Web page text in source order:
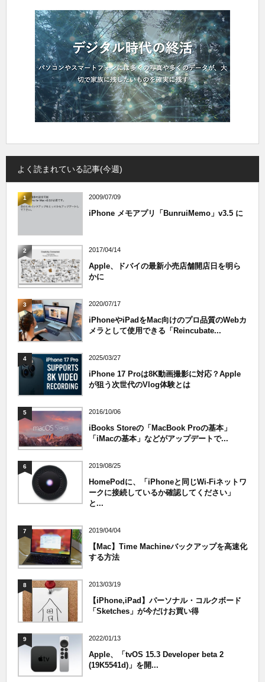
よく読まれている記事(今週)
1 2009/07/09
iPhone メモアプリ「BunruiMemo」v3.5 に
2 2017/04/14
Apple、ドバイの最新小売店舗開店日を明ら
かに
3 2020/07/17
iPhoneやiPadをMac向けのプロ品質のWebカ
メラとして使用できる「Reincubate...
4 2025/03/27
iPhone 17 Proは8K動画撮影に対応？Apple
が狙う次世代のVlog体験とは
5 2016/10/06
iBooks Storeの「MacBook Proの基本」
「iMacの基本」などがアップデートで...
6 2019/08/25
HomePodに、「iPhoneと同じWi-Fiネットワ
ークに接続しているか確認してください」
と...
7 2019/04/04
【Mac】Time Machineバックアップを高速化
する方法
8 2013/03/19
【iPhone,iPad】パーソナル・コルクボード
「Sketches」が今だけお買い得
9 2022/01/13
Apple、「tvOS 15.3 Developer beta 2
(19K5541d)」を開...